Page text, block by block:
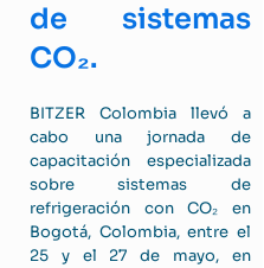
de sistemas
CO₂.
BITZER Colombia llevó a
cabo una jornada de
capacitación especializada
sobre sistemas de
refrigeración con CO₂ en
Bogotá, Colombia, entre el
25 y el 27 de mayo, en